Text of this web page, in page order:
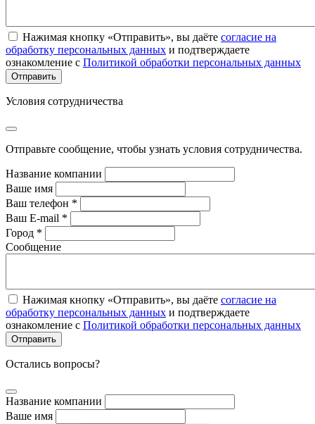
Нажимая кнопку «Отправить», вы даёте согласие на
обработку персональных данных и подтверждаете
ознакомление с Политикой обработки персональных данных
Условия сотрудничества
Отправьте сообщение, чтобы узнать условия сотрудничества.
Название компании
Ваше имя
Ваш телефон *
Ваш E-mail *
Город *
Сообщение
Нажимая кнопку «Отправить», вы даёте согласие на
обработку персональных данных и подтверждаете
ознакомление с Политикой обработки персональных данных
Остались вопросы?
Название компании
Ваше имя